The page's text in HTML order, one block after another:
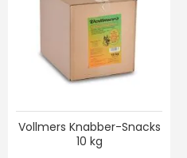
Vollmers Knabber-Snacks
10 kg